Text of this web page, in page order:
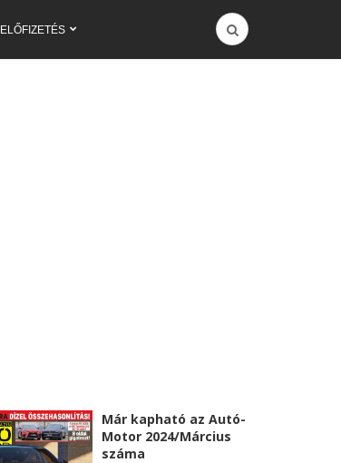
ELŐFIZETÉS
Már kapható az Autó-
Motor 2024/Március
száma